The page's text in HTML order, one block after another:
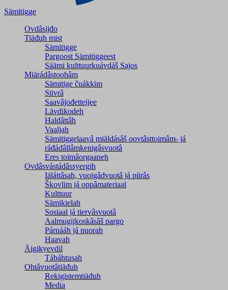
Sämitigge
Ovdâsijđo
Tiäđuh mist
Sämitigge
Pargoost Sämitiggeest
Säämi kulttuurkuávdáš Sajos
Miärádâstoohâm
Sämitige čuákkim
Stivrâ
Saavâjođetteijee
Lävdikodeh
Haldâttâh
Vaaljah
Sämitiggelaavâ miäldásâš oovtâsttoimâm- já
ráđádâllâmkenigâsvuotâ
Eres toimâorgaaneh
Ovdâsvástádâssyergih
Iäláttâsah, vuoigâdvuotâ já piirâs
Škovlim já oppâmateriaal
Kulttuur
Sämikielah
Sosiaal já tiervâsvuotâ
Aalmugijkoskâsâš pargo
Párnááh já nuorah
Haavah
Äigikyevdil
Tábáhtusah
Ohtâvuotâtiäđuh
Rekigistemtiäđuh
Media